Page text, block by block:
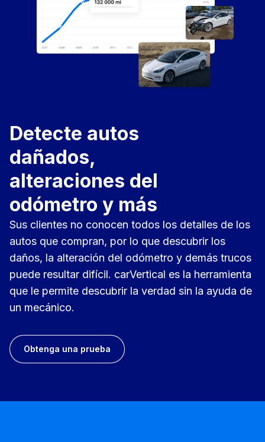
Detecte autos
dañados,
alteraciones del
odómetro y más
Sus clientes no conocen todos los detalles de los
autos que compran, por lo que descubrir los
daños, la alteración del odómetro y demás trucos
puede resultar difícil. carVertical es la herramienta
que le permite descubrir la verdad sin la ayuda de
un mecánico.
Obtenga una prueba